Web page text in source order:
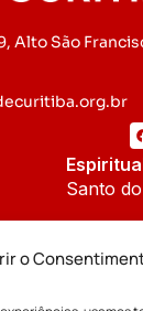
o
Alto São
Santo